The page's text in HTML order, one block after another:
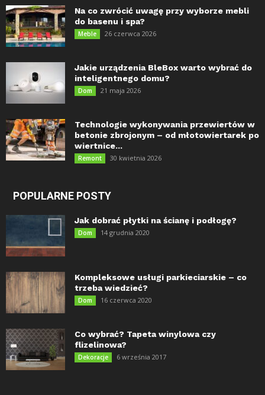
Na co zwrócić uwagę przy wyborze mebli
do basenu i spa?
Meble 26 czerwca 2026
Jakie urządzenia BleBox warto wybrać do
inteligentnego domu?
Dom 21 maja 2026
Technologie wykonywania przewiertów w
betonie zbrojonym – od młotowiertarek po
wiertnice...
Remont 30 kwietnia 2026
POPULARNE POSTY
Jak dobrać płytki na ścianę i podłogę?
Dom 14 grudnia 2020
Kompleksowe usługi parkieciarskie – co
trzeba wiedzieć?
Dom 16 czerwca 2020
Co wybrać? Tapeta winylowa czy
flizelinowa?
Dekoracje 6 września 2017